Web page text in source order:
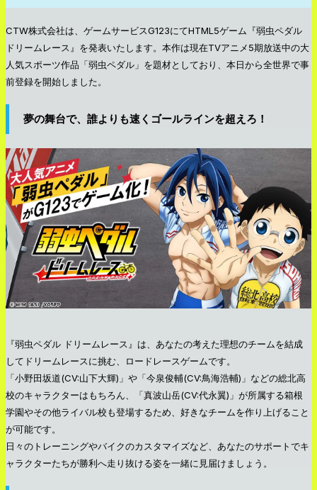
CTW株式会社は、ゲームサービスG123にてHTML5ゲーム『弱虫ペダル
ドリームレース』を発表いたします。本作は現在TVアニメ5期放送中の大
人気スポーツ作品「弱虫ペダル」を題材としており、本日から全世界で事
前登録を開始しました。
夢の舞台で、誰よりも速くゴールラインを超えろ！
『弱虫ペダル ドリームレース』は、あなたの考えた理想のチームを結成
してドリームレースに挑む、ロードレースゲームです。
「小野田坂道(CV:山下大輝)」や「今泉俊輔(CV:鳥海浩輔)」などの総北高
校のキャラクターはもちろん、「真波山岳(CV:代永翼)」が所属する箱根
学園やその他ライバル校も登場するため、好きなチームを作り上げること
が可能です。
日々のトレーニングやバイクのカスタマイズなど、あなたのサポートでキ
ャラクターたちが勝利へ走り抜ける姿を一緒に見届けましょう。